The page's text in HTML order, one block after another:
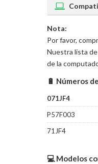
Nota:
Por favor,
Nuestra lista
de la
🔋 Números
071JF4
P57F003
71JF4
💻 Modelos